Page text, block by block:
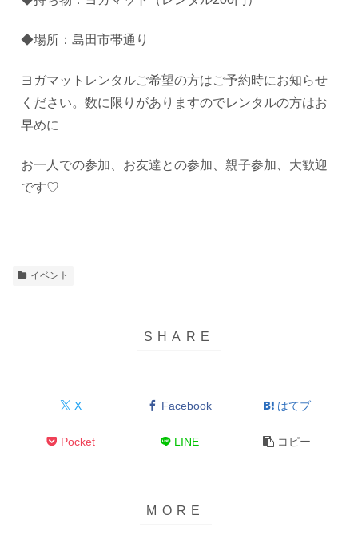
◆場所：島田市帯通り
ヨガマットレンタルご希望の方はご予約時にお知らせ
ください。数に限りがありますのでレンタルの方はお
早めに
お一人での参加、お友達との参加、親子参加、大歓迎
です♡
イベント
X Facebook はてブ
Pocket LINE コピー